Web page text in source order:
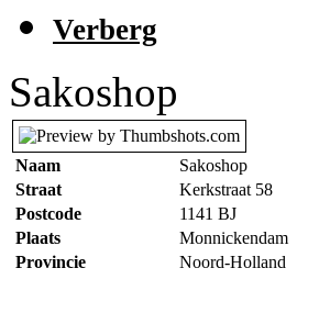
Verberg
Sakoshop
Naam
Sakoshop
Straat
Kerkstraat 58
Postcode
1141 BJ
Plaats
Monnickendam
Provincie
Noord-Holland